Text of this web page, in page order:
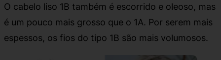
O cabelo liso 1B também é escorrido e oleoso, mas
é um pouco mais grosso que o 1A. Por serem mais
espessos, os fios do tipo 1B são mais volumosos.